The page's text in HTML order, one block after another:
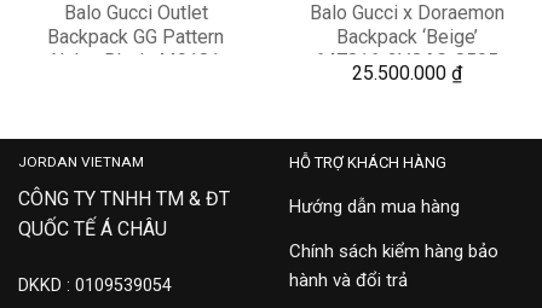
Balo Gucci Outlet
Backpack GG Pattern
Nylon Black 449181
Balo Gucci x Doraemon
Backpack ‘Beige’
647816-2VOAG-8595
25.500.000 ₫
JORDAN VIETNAM
CÔNG TY TNHH TM & ĐT
QUỐC TẾ Á CHÂU
DKKD : 0109539054
HỖ TRỢ KHÁCH HÀNG
Hướng dẫn mua hàng
Chính sách kiểm hàng bảo
hành và đổi trả